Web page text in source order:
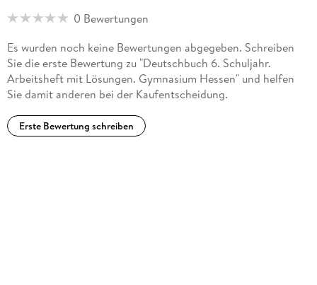
Cornelsen Verlag GmbH, Mecklenburgische Straße 53, 14197
0 Bewertungen
Es wurden noch keine Bewertungen abgegeben. Schreiben
Sie die erste Bewertung zu "Deutschbuch 6. Schuljahr.
Arbeitsheft mit Lösungen. Gymnasium Hessen" und helfen
Sie damit anderen bei der Kaufentscheidung.
Erste Bewertung schreiben